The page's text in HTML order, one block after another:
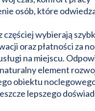
osób, które
częściej wybierają
oraz płatności za
na miejscu.
element
obiektu
lepszego